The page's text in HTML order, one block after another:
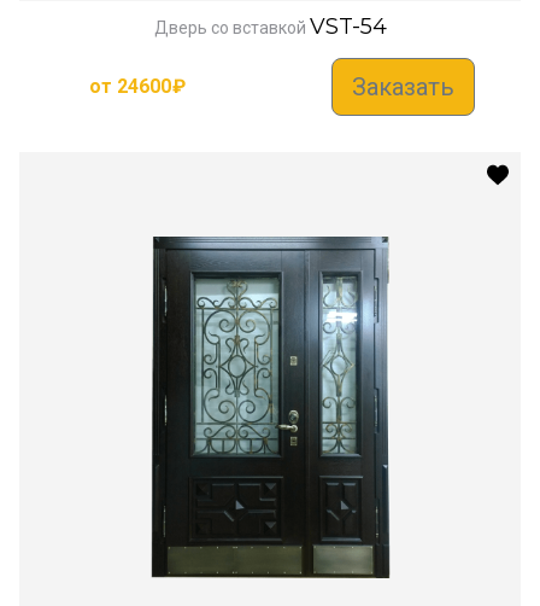
Дверь со вставкой VST-54
от 24600₽ Заказать